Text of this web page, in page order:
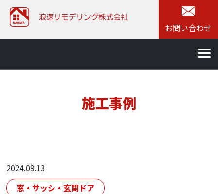
お問い合わせ
施工事例
2024.09.13
窓・サッシ・玄関ドア